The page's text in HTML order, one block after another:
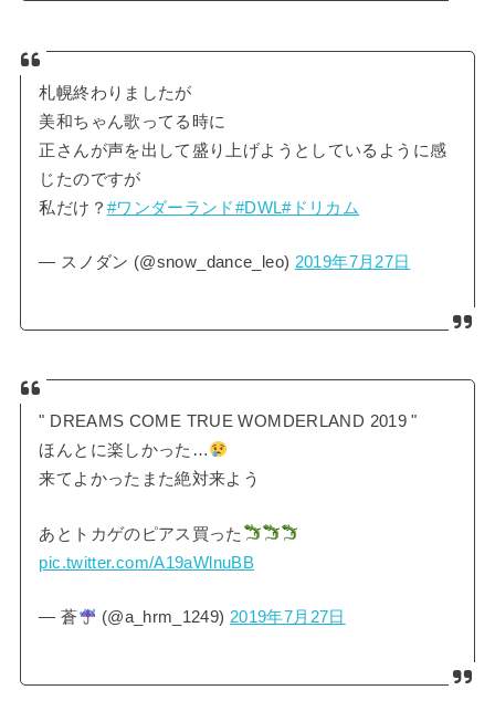
札幌終わりましたが
美和ちゃん歌ってる時に
正さんが声を出して盛り上げようとしているように感
じたのですが
私だけ？ #ワンダーランド#DWL#ドリカム
— スノダン (@snow_dance_leo) 2019年7月27日
" DREAMS COME TRUE WOMDERLAND 2019 "
ほんとに楽しかった…
来てよかったまた絶対来よう
あとトカゲのピアス買った
pic.twitter.com/A19aWlnuBB
— 蒼 (@a_hrm_1249) 2019年7月27日